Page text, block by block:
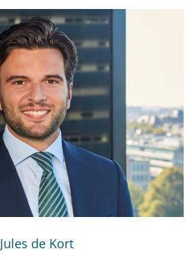
Jules de Kort